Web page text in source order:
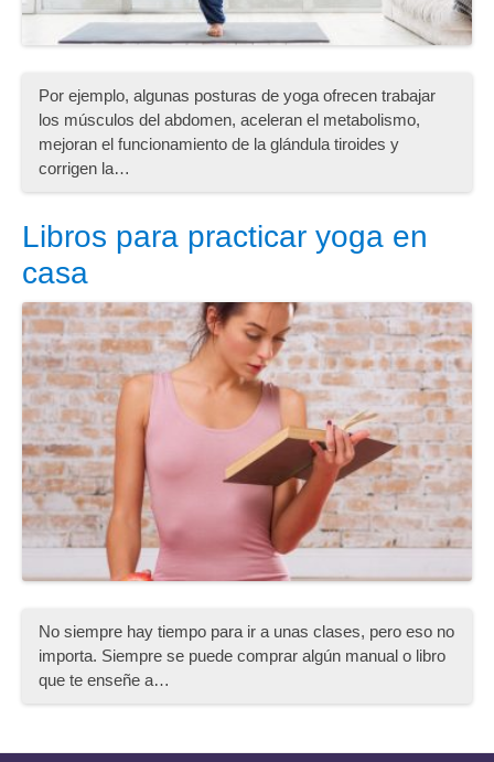
Por ejemplo, algunas posturas de yoga ofrecen trabajar
los músculos del abdomen, aceleran el metabolismo,
mejoran el funcionamiento de la glándula tiroides y
corrigen la…
Libros para practicar yoga en
casa
No siempre hay tiempo para ir a unas clases, pero eso no
importa. Siempre se puede comprar algún manual o libro
que te enseñe a…